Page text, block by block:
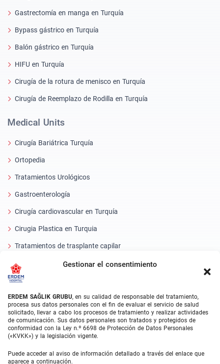
Gestionar el consentimiento
ERDEM SAĞLIK GRUBU, en su calidad de responsable del tratamiento,
procesa sus datos personales con el fin de evaluar el servicio de salud
solicitado, llevar a cabo los procesos de tratamiento y realizar actividades
de comunicación. Sus datos personales son tratados y protegidos de
conformidad con la Ley n.º 6698 de Protección de Datos Personales
(«KVKK») y la legislación vigente.
Puede acceder al aviso de información detallado a través del enlace que
aparece a continuación.
Gastrectomía en manga en Turquía
Bypass gástrico en Turquía
Balón gástrico en Turquía
HIFU en Turquía
Cirugía de la rotura de menisco en Turquía
Cirugía de Reemplazo de Rodilla en Turquía
Medical Units
Cirugía Bariátrica Turquía
Ortopedia
Tratamientos Urológicos
Gastroenterología
Cirugía cardiovascular en Turquía
Cirugia Plastica en Turquia
Tratamientos de trasplante capilar
Tratamientos Dentales Turquía
Láser Ocular
About Erdem
Quiénes somos
Unidades Médicas
Equipo médico